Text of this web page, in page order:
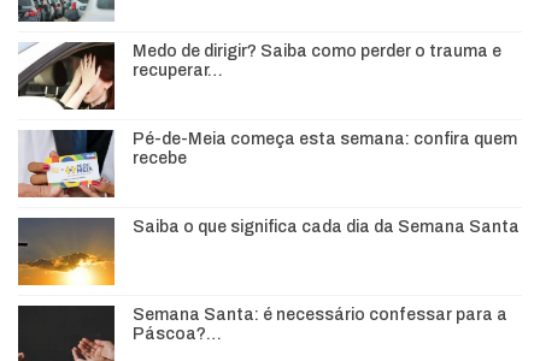
Medo de dirigir? Saiba como perder o trauma e
recuperar…
Pé-de-Meia começa esta semana: confira quem
recebe
Saiba o que significa cada dia da Semana Santa
Semana Santa: é necessário confessar para a
Páscoa?…